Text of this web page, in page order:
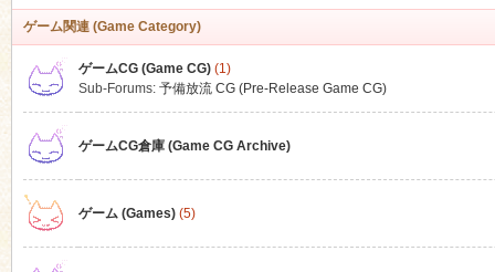
ゲーム関連 (Game Category)
ゲームCG (Game CG)(1)
Sub-Forums: 予備放流 CG (Pre-Release Game CG)
ゲームCG倉庫 (Game CG Archive)
ゲーム (Games)(5)